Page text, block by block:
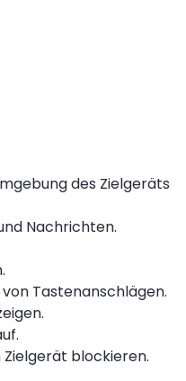
des Zielgeräts
Nachrichten.
Tastenanschlägen.
Zielgerät blockieren.